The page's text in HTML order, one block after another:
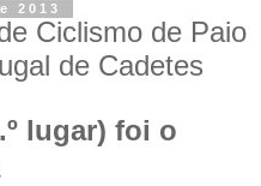
2013
Ciclismo de Paio
de Cadetes
lugar) foi o